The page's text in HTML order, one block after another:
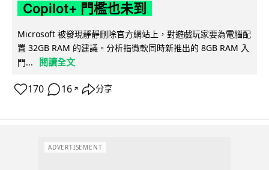
Copilot+ 門檻也未到
Microsoft 被發現靜靜刪除官方網站上，對遊戲玩家要為電腦配
置 32GB RAM 的建議。分析指微軟同時新推出的 8GB RAM 入
門...
閱讀全文
170 16 ↗ 分享
ADVERTISEMENT